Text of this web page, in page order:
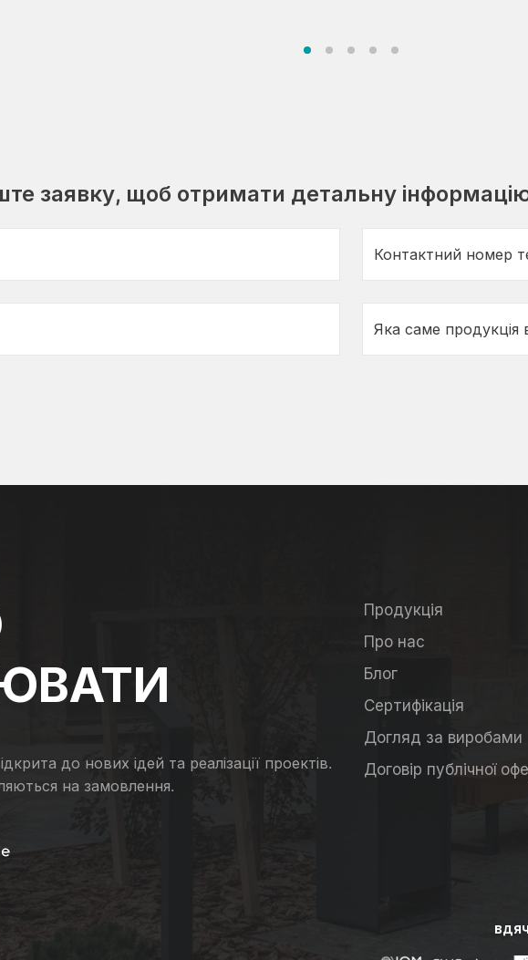
заявку, щоб отримати детальну
Контактний номер
до нових ідей та реалізації проектів.
на замовлення.
Продукція
Про нас
Блог
Сертифікація
Догляд за виробами
Договір публічної